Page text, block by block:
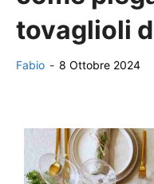
tovaglioli
Fabio - 8 Ottobre 2024